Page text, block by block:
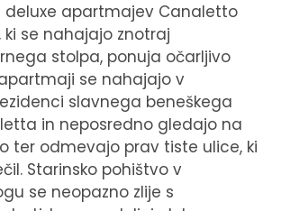
deluxe apartmajev Canaletto
ki se nahajajo znotraj
stolpa, ponuja očarljivo
se nahajajo v
slavnega beneškega
in neposredno gledajo na
ter odmevajo prav tiste ulice, ki
Starinsko pohištvo v
se neopazno zlije s